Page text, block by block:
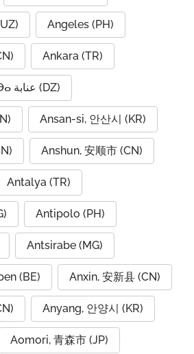
Angeles (PH)
Ankara (TR)
Annaba, ⵄⴻⵍⵍⴰⴱⴰ عنابة (DZ)
Ansan-si, 안산시 (KR)
Anshun, 安顺市 (CN)
Antalya (TR)
Antipolo (PH)
Antsirabe (MG)
(BE) Anxin, 安新县 (CN)
Anyang, 안양시 (KR)
Aomori, 青森市 (JP)